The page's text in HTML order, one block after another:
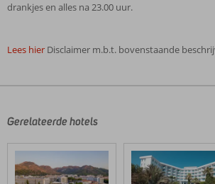
drankjes en alles na 23.00 uur.
Lees hier Disclaimer m.b.t. bovenstaande
door
klanten
geschreven
na
Gerelateerde hotels